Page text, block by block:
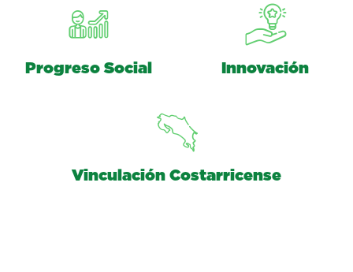
Progreso Social Innovación
Vinculación Costarricense